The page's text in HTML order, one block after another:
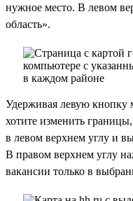
нужное место. В левом
область».
Удерживая левую
хотите изменить
в левом верхнем углу и
В правом верхнем углу
вакансии только в